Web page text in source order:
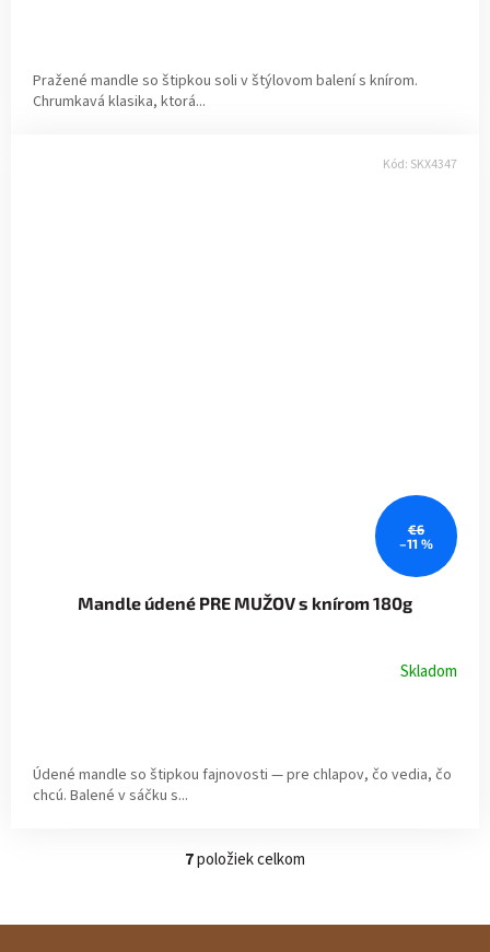
Pražené mandle so štipkou soli v štýlovom balení s knírom.
Chrumkavá klasika, ktorá...
€6
–11 %
Mandle údené PRE MUŽOV s knírom 180g
Skladom
Údené mandle so štipkou fajnovosti — pre chlapov, čo vedia, čo
chcú. Balené v sáčku s...
Kód: SKX4347
O
á
7položiek celkom